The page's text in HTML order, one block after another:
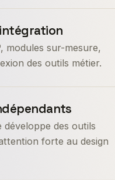
modules sur-mesure,
des outils métier.
développe des outils
forte au design